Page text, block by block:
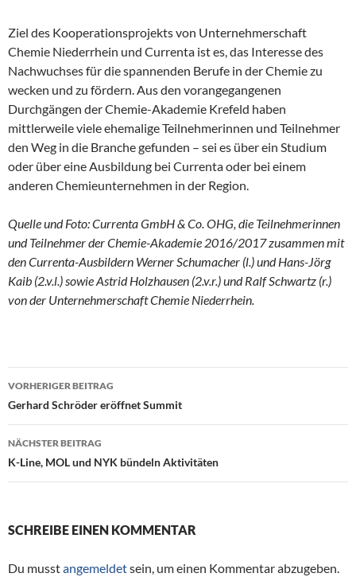
Ziel des Kooperationsprojekts von Unternehmerschaft
Chemie Niederrhein und Currenta ist es, das Interesse des
Nachwuchses für die spannenden Berufe in der Chemie zu
wecken und zu fördern. Aus den vorangegangenen
Durchgängen der Chemie-Akademie Krefeld haben
mittlerweile viele ehemalige Teilnehmerinnen und Teilnehmer
den Weg in die Branche gefunden – sei es über ein Studium
oder über eine Ausbildung bei Currenta oder bei einem
anderen Chemieunternehmen in der Region.
Quelle und Foto: Currenta GmbH & Co. OHG, die Teilnehmerinnen
und Teilnehmer der Chemie-Akademie 2016/2017 zusammen mit
den Currenta-Ausbildern Werner Schumacher (l.) und Hans-Jörg
Kaib (2.v.l.) sowie Astrid Holzhausen (2.v.r.) und Ralf Schwartz (r.)
von der Unternehmerschaft Chemie Niederrhein.
Beitragsnavigation
VORHERIGER BEITRAG
Gerhard Schröder eröffnet Summit
NÄCHSTER BEITRAG
K-Line, MOL und NYK bündeln Aktivitäten
SCHREIBE EINEN KOMMENTAR
Du musstangemeldetsein, um einen Kommentar abzugeben.